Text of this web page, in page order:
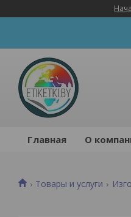
Главная О
Товары и услуги